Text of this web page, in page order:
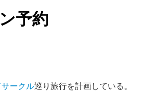
予約
ークル巡り旅行を計画している。